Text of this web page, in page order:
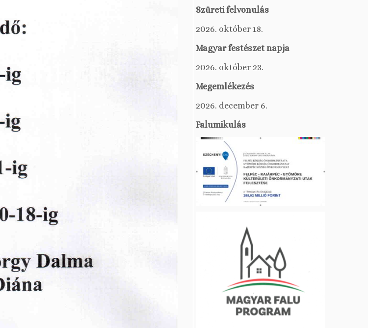
Szüreti felvonulás
2026. október 18.
Magyar festészet napja
2026. október 23.
Megemlékezés
2026. december 6.
Falumikulás